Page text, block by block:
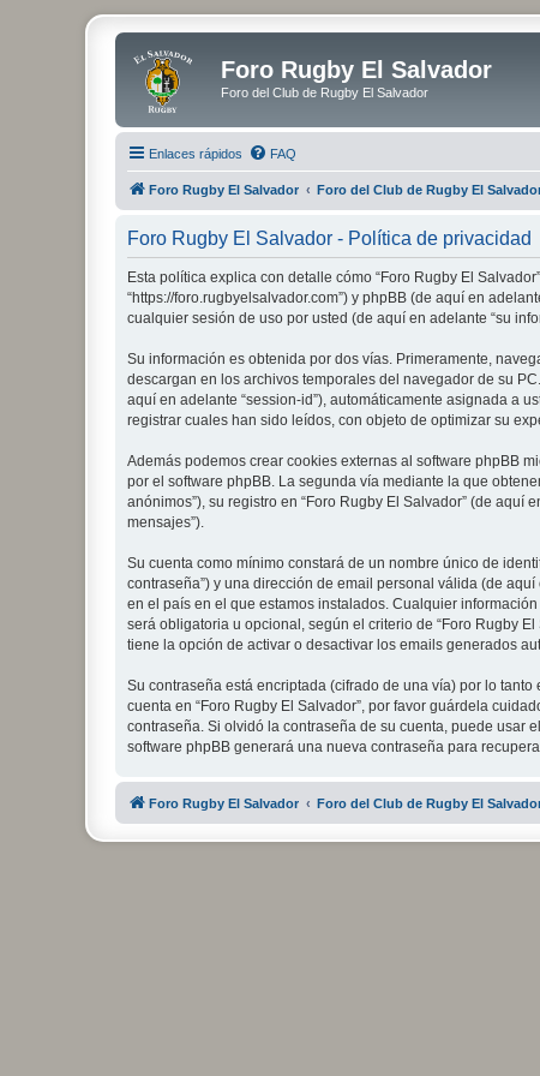
Foro Rugby El Salvador
Foro del Club de Rugby El Salvador
Enlaces rápidos FAQ
Foro Rugby El Salvador Foro del Club de Rugby El
Foro Rugby El Salvador - Política de privacidad
Esta política explica con detalle cómo “Foro Rugby El
“https://foro.rugbyelsalvador.com”) y phpBB (de aquí en
cualquier sesión de uso por usted (de aquí en adelante “su
Su información es obtenida por dos vías. Primeramente,
descargan en los archivos temporales del navegador de su
aquí en adelante “session-id”), automáticamente asignada a
registrar cuales han sido leídos, con objeto de optimizar su
Además podemos crear cookies externas al software phpBB
por el software phpBB. La segunda vía mediante la que
anónimos”), su registro en “Foro Rugby El Salvador” (de
mensajes”).
Su cuenta como mínimo constará de un nombre único de
contraseña”) y una dirección de email personal válida (de
en el país en el que estamos instalados. Cualquier
será obligatoria u opcional, según el criterio de “Foro Rugby
tiene la opción de activar o desactivar los emails generados
Su contraseña está encriptada (cifrado de una vía) por lo
cuenta en “Foro Rugby El Salvador”, por favor guárdela
contraseña. Si olvidó la contraseña de su cuenta, puede usar
software phpBB generará una nueva contraseña para
Foro Rugby El Salvador Foro del Club de Rugby El